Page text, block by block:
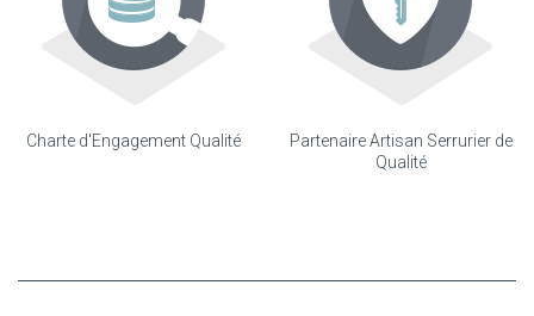
Charte d'Engagement Qualité
Partenaire Artisan Serrurier de
Qualité